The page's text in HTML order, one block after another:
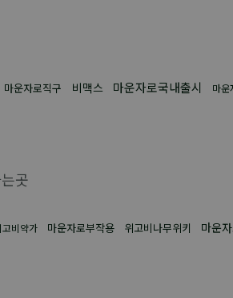
마운자로직구 비맥스 마운자로국내출시 마운
곳
고비약가 마운자로부작용 위고비나무위키 마운